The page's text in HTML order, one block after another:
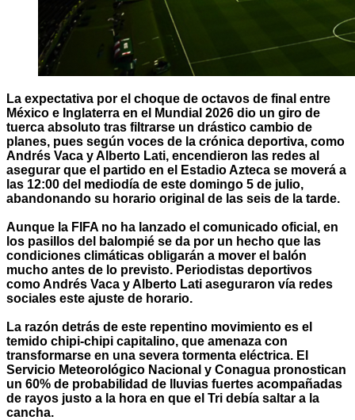
La expectativa por el choque de octavos de final entre
México e Inglaterra en el Mundial 2026 dio un giro de
tuerca absoluto tras filtrarse un drástico cambio de
planes, pues según voces de la crónica deportiva, como
Andrés Vaca y Alberto Lati, encendieron las redes al
asegurar que el partido en el Estadio Azteca se moverá a
las 12:00 del mediodía de este domingo 5 de julio,
abandonando su horario original de las seis de la tarde.
Aunque la FIFA no ha lanzado el comunicado oficial, en
los pasillos del balompié se da por un hecho que las
condiciones climáticas obligarán a mover el balón
mucho antes de lo previsto. Periodistas deportivos
como Andrés Vaca y Alberto Lati aseguraron vía redes
sociales este ajuste de horario.
La razón detrás de este repentino movimiento es el
temido chipi-chipi capitalino, que amenaza con
transformarse en una severa tormenta eléctrica. El
Servicio Meteorológico Nacional y Conagua pronostican
un 60% de probabilidad de lluvias fuertes acompañadas
de rayos justo a la hora en que el Tri debía saltar a la
cancha.